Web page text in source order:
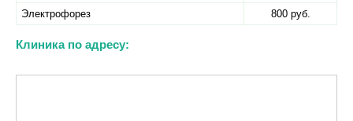
Электрофорез
800 руб.
Клиника по адресу: